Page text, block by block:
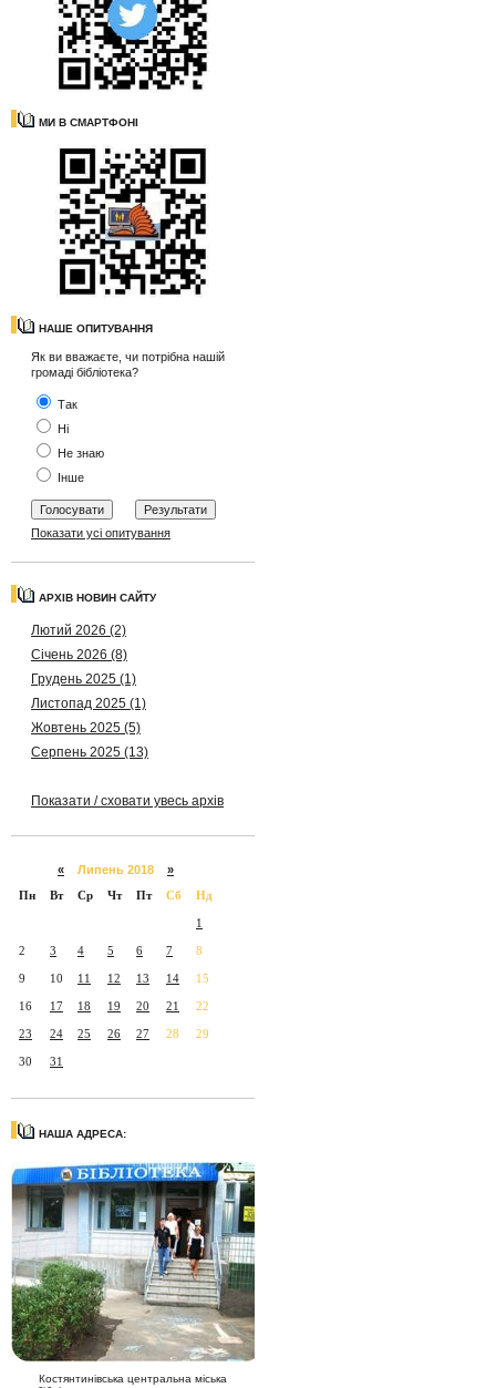
МИ В СМАРТФОНІ
НАШЕ ОПИТУВАННЯ
Як ви вважаєте, чи потрібна нашій
громаді бібліотека?
Так
Ні
Не знаю
Інше
Показати усі опитування
АРХІВ НОВИН САЙТУ
Лютий 2026 (2)
Січень 2026 (8)
Грудень 2025 (1)
Листопад 2025 (1)
Жовтень 2025 (5)
Серпень 2025 (13)
Показати / сховати увесь архів
« Липень 2018 »
Пн
Вт Ср Чт Пт Сб Нд
1
2 3 4 5 6 7 8
9 10 11 12 13 14 15
16 17 18 19 20 21 22
23 24 25 26 27 28 29
30 31
НАША АДРЕСА:
Костянтинівська центральна міська